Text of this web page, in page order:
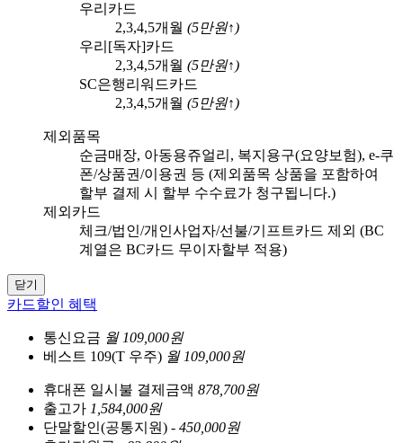
우리카드
2,3,4,5개월 (5만원↑)
우리[독자]카드
2,3,4,5개월 (5만원↑)
SC은행리워드카드
2,3,4,5개월 (5만원↑)
제외품목
순금매장, 아동용쥬얼리, 복지용구(요양보험), e-쿠
폰/상품권/이용권 등 (제외품목 상품을 포함하여
할부 결제 시 할부 수수료가 청구됩니다.)
제외카드
체크/법인/개인사업자/선불/기프트카드 제외 (BC
계열은 BC카드 무이자할부 적용)
닫기
카드할인 혜택
통신요금 월 109,000원
베스트 109(T 우주) 월 109,000원
휴대폰 일시불 결제금액 878,700원
출고가 1,584,000원
단말할인(공통지원) - 450,000원